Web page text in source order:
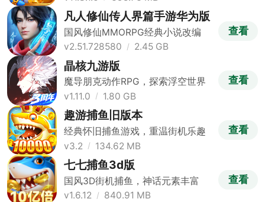
凡人修仙传人界篇手游华为版
国风修仙MMORPG经典小说改编
v2.51.728580
2.45 GB
查看
晶核九游版
魔导朋克动作RPG，探索浮空世界
v1.11.0
1.80 GB
查看
趣游捕鱼旧版本
经典怀旧捕鱼游戏，重温街机乐趣
v3.2
134.62 MB
查看
七七捕鱼3d版
国风3D街机捕鱼，神话元素丰富
v1.6.12
840.91 MB
查看